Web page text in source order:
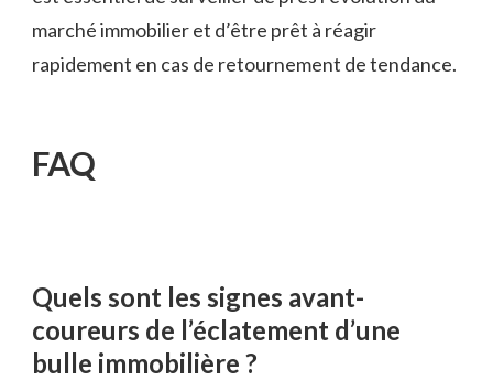
marché immobilier et d’être prêt à réagir
rapidement en cas de retournement de tendance.
FAQ
Quels sont les signes avant-
coureurs de l’éclatement d’une
bulle immobilière ?